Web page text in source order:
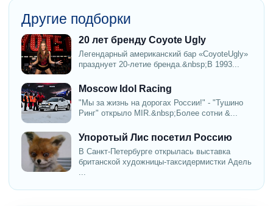
Другие подборки
20 лет бренду Coyote Ugly
Легендарный американский бар «CoyoteUgly»
празднует 20-летие бренда.&nbsp;В 1993...
Moscow Idol Racing
"Мы за жизнь на дорогах России!" - "Тушино
Ринг" открыло MIR.&nbsp;Более сотни &...
Упоротый Лис посетил Россию
В Санкт-Петербурге открылась выставка
британской художницы-таксидермистки Адель
...